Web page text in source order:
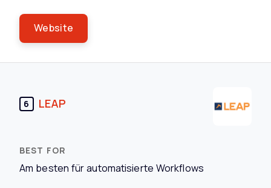
Website
6 LEAP
Am besten für automatisierte Workflows